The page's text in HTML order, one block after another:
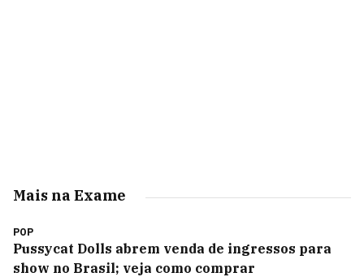
Mais na Exame
POP
Pussycat Dolls abrem venda de ingressos para
show no Brasil; veja como comprar